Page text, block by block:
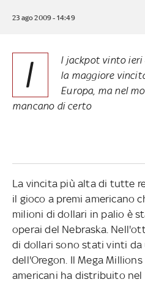
23 ago 2009 - 14:49
I
l jackpot vinto ieri
la maggiore
Europa, ma nel
mancano di certo
La vincita più alta di tutte
il gioco a premi americano
milioni di dollari in palio è
operai del Nebraska.
di dollari sono stati vinti da
dell'Oregon. Il Mega
americani ha distribuito nel